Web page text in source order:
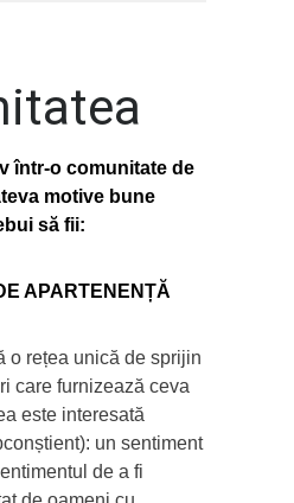
într-o comunitate de
motive bune
să fii:
APARTENENȚĂ
o rețea unică de sprijin
care furnizează ceva
este interesată
un sentiment
de a fi